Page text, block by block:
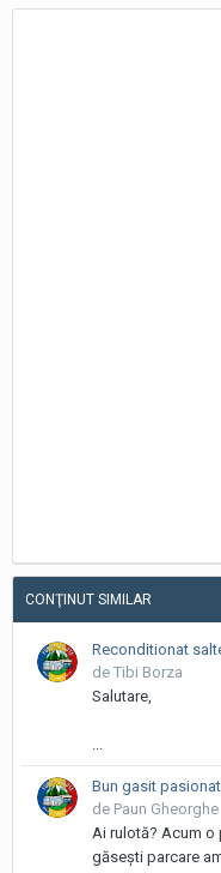
CONŢINUT SIMILAR
Reconditionat
de Tibi Borza
Salutare,
...
Bun gasit
de Paun Gheorghe
Ai rulotă? Acum o
găsești parcare